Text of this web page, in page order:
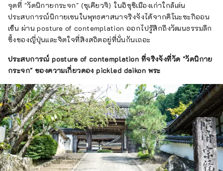
โนซากิออนเซ็นก็ปรากฏอยู่ในวรรณกรรม
มากมาย โอบล้อมด้วยธรรมชาติ ให้คุณได้ผ่อน
คลายร่างกายและจิตใจ คุณสามารถพบกับเสียง
ที่น่าจดจำ เช่น เสียงฟ้าร้องของน้ำวนนารูโตะบน
เกาะอาวาจิ และเสียงแบบไดนามิกของเทศกาล
ดอกไม้ไฟที่จัดขึ้นในสถานที่ต่างๆ ในฤดูร้อน ใน
สวนสมุนไพรและสวนพฤกษศาสตร์ในจังหวัด
คุณจะได้รับการเยียวยาด้วยกลิ่นสมุนไพรและ
ดอกไม้ที่อ่อนโยนและน่ารื่นรมย์ตลอดสี่ฤดูกาล
เพลิดเพลินไปกับการเดินทางครั้งใหม่ในเฮียวโงะที่
กระตุ้นสัมผัสทั้งห้าของการมองเห็น การรับรส
การสัมผัส การได้ยิน และการดมกลิ่น
จุดที่ "วัดนิกายกระจก" (ซุเคียวจิ) ในอิซุชิเมืองเก่าใกล้เล่น
ประสบการณ์นิกายเซนในพุทธศาสนาจริงจังได้จากคิโนะซะกิออน
เซ็น ผ่าน posture of contemplation ออกไปรู้สึกถึงวัฒนธรรมลึก
ซึ้งของญี่ปุ่นและจิตใจที่สิงสถิตอยู่ที่นั่นกันเถอะ
ประสบการณ์ posture of contemplation ที่จริงจังที่วัด "วัดนิกาย
กระจก" ของความเกี่ยวดอง pickled daikon พระ